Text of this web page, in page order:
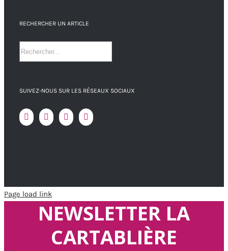
RECHERCHER UN ARTICLE
SUIVEZ-NOUS SUR LES RÉSEAUX SOCIAUX
Page load link
NEWSLETTER LA
CARTABLIÈRE